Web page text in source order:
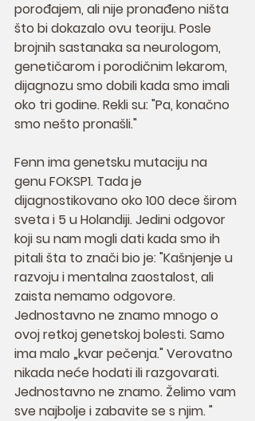
porođajem, ali nije pronađeno ništa
što bi dokazalo ovu teoriju. Posle
brojnih sastanaka sa neurologom,
genetičarom i porodičnim lekarom,
dijagnozu smo dobili kada smo imali
oko tri godine. Rekli su: "Pa, konačno
smo nešto pronašli."
Fenn ima genetsku mutaciju na
genu FOKSP1. Tada je
dijagnostikovano oko 100 dece širom
sveta i 5 u Holandiji. Jedini odgovor
koji su nam mogli dati kada smo ih
pitali šta to znači bio je: "Kašnjenje u
razvoju i mentalna zaostalost, ali
zaista nemamo odgovore.
Jednostavno ne znamo mnogo o
ovoj retkoj genetskoj bolesti. Samo
ima malo „kvar pečenja." Verovatno
nikada neće hodati ili razgovarati.
Jednostavno ne znamo. Želimo vam
sve najbolje i zabavite se s njim. "